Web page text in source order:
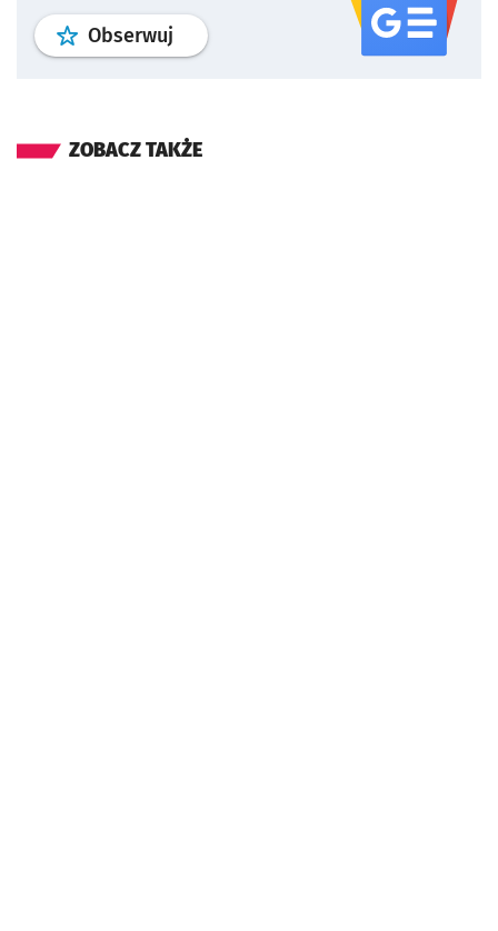
Obserwuj profil serwisu
ZOBACZ TAKŻE